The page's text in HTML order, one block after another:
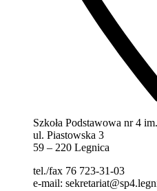
Szkoła Podstawowa nr 4
ul. Piastowska 3
59 – 220 Legnica
tel./fax 76 723-31-03
e-mail: